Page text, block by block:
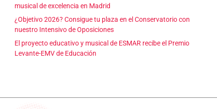
musical de excelencia en Madrid
¿Objetivo 2026? Consigue tu plaza en el Conservatorio con
nuestro Intensivo de Oposiciones
El proyecto educativo y musical de ESMAR recibe el Premio
Levante-EMV de Educación